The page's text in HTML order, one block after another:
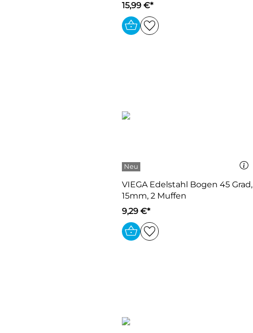
15,99 €*
VIEGA Edelstahl Bogen 45 Grad,
15mm, 2 Muffen
9,29 €*